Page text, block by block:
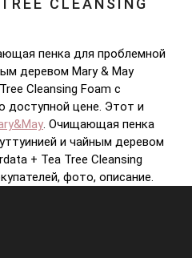
CLEANSING
пенка для проблемной
деревом Mary & May
Cleansing Foam с
доступной цене. Этот и
. Очищающая пенка
и чайным деревом
+ Tea Tree Cleansing
фото, описание.